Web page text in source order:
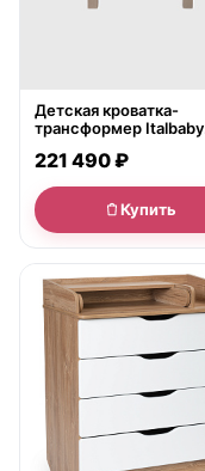
Детская кроватка-
трансформер Italbaby
221 490 ₽
Купить
● в наличии